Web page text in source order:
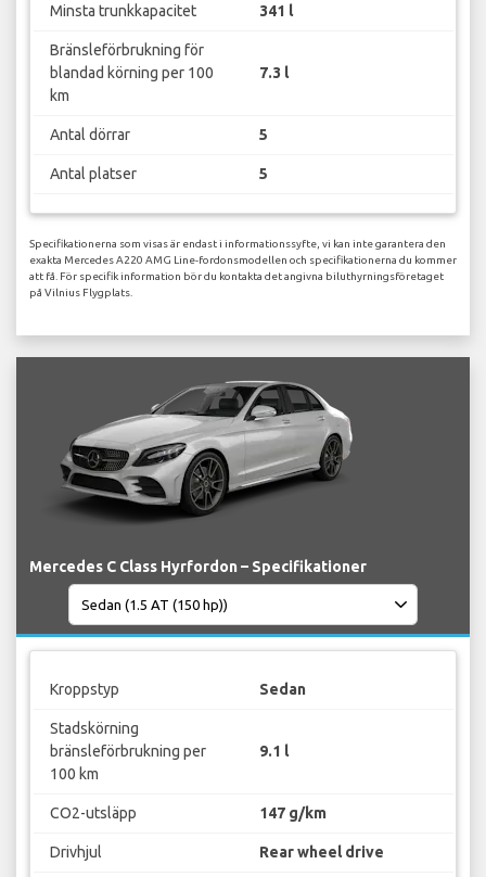
Minsta trunkkapacitet 341 l
Bränsleförbrukning för
blandad körning per 100
km
7.3 l
Antal dörrar 5
Antal platser 5
Specifikationerna som visas är endast i informationssyfte, vi kan inte garantera den
exakta Mercedes A220 AMG Line-fordonsmodellen och specifikationerna du kommer
att få. För specifik information bör du kontakta det angivna biluthyrningsföretaget
på Vilnius Flygplats.
Mercedes C Class Hyrfordon – Specifikationer
Kroppstyp Sedan
Stadskörning
bränsleförbrukning per
100 km
9.1 l
CO2-utsläpp 147 g/km
Drivhjul Rear wheel drive